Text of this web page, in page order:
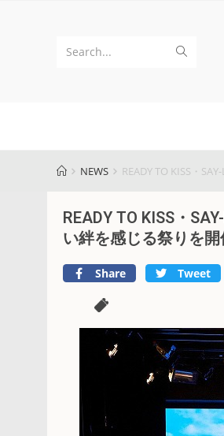
Search...
NEWS READY TO KISS・
READY TO KISS・
い絆を感じる祭りを開
Share Tweet